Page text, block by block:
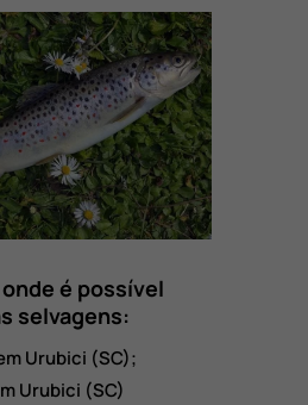
é possível
selvagens:
Urubici (SC);
Urubici (SC)